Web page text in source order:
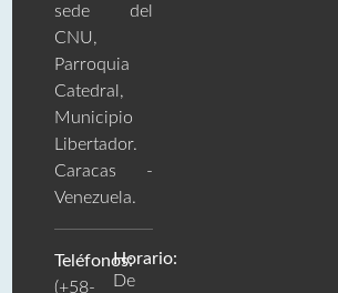
sede del
CNU,
Parroquia
Catedral,
Municipio
Libertador.
Caracas -
Venezuela.
Teléfonos:
(+58-
Horario:
De